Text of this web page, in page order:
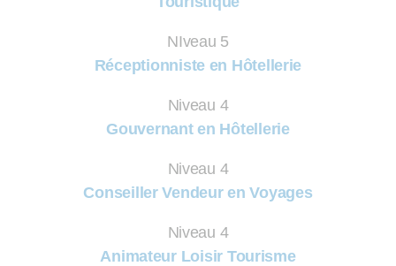
NIveau 5
Réceptionniste en Hôtellerie
Niveau 4
Gouvernant en Hôtellerie
Niveau 4
Conseiller Vendeur en Voyages
Niveau 4
Animateur Loisir Tourisme